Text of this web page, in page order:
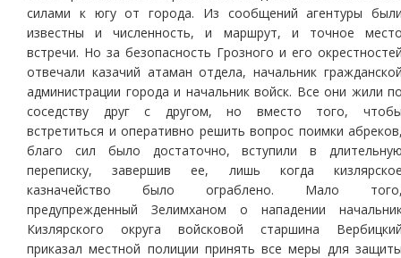
силами к югу от города. Из сообщений агентуры
известны и численность, и маршрут, и точное
встречи. Но за безопасность Грозного и его
отвечали казачий атаман отдела, начальник
администрации города и начальник войск. Все они жили
соседству друг с другом, но вместо того,
встретиться и оперативно решить вопрос поимки
благо сил было достаточно, вступили в
переписку, завершив ее, лишь когда
казначейство было ограблено. Мало
предупрежденный Зелимханом о нападении
Кизлярского округа войсковой старшина
приказал местной полиции принять все меры для